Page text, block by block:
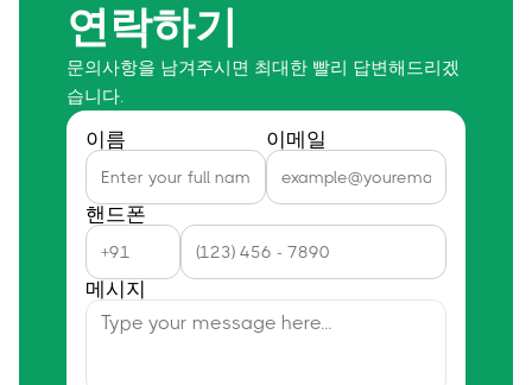
연락하기
문의사항을 남겨주시면 최대한 빨리 답변해드리겠
습니다.
이름 이메일
핸드폰
메시지